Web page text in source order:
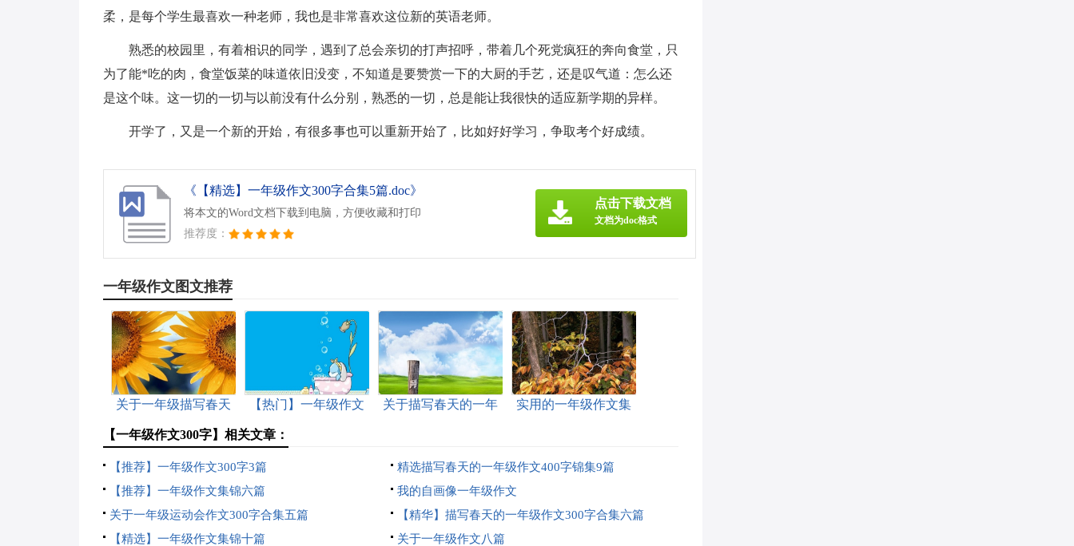
柔，是每个学生最喜欢一种老师，我也是非常喜欢这位新的英语老师。
熟悉的校园里，有着相识的同学，遇到了总会亲切的打声招呼，带着几个死党疯狂的奔向食堂，只
为了能*吃的肉，食堂饭菜的味道依旧没变，不知道是要赞赏一下的大厨的手艺，还是叹气道：怎么还
是这个味。这一切的一切与以前没有什么分别，熟悉的一切，总是能让我很快的适应新学期的异样。
开学了，又是一个新的开始，有很多事也可以重新开始了，比如好好学习，争取考个好成绩。
《【精选】一年级作文300字合集5篇.doc》
将本文的Word文档下载到电脑，方便收藏和打印
推荐度：
点击下载文档
文档为doc格式
一年级作文图文推荐
关于一年级描写春天
【热门】一年级作文
关于描写春天的一年
实用的一年级作文集
【一年级作文300字】相关文章：
【推荐】一年级作文300字3篇
精选描写春天的一年级作文400字锦集9篇
【推荐】一年级作文集锦六篇
我的自画像一年级作文
关于一年级运动会作文300字合集五篇
【精华】描写春天的一年级作文300字合集六篇
【精选】一年级作文集锦十篇
关于一年级作文八篇